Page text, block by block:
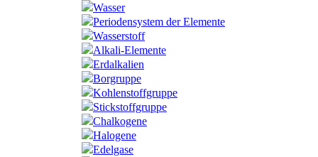
Wasser
Periodensystem der Elemente
Wasserstoff
Alkali-Elemente
Erdalkalien
Borgruppe
Kohlenstoffgruppe
Stickstoffgruppe
Chalkogene
Halogene
Edelgase